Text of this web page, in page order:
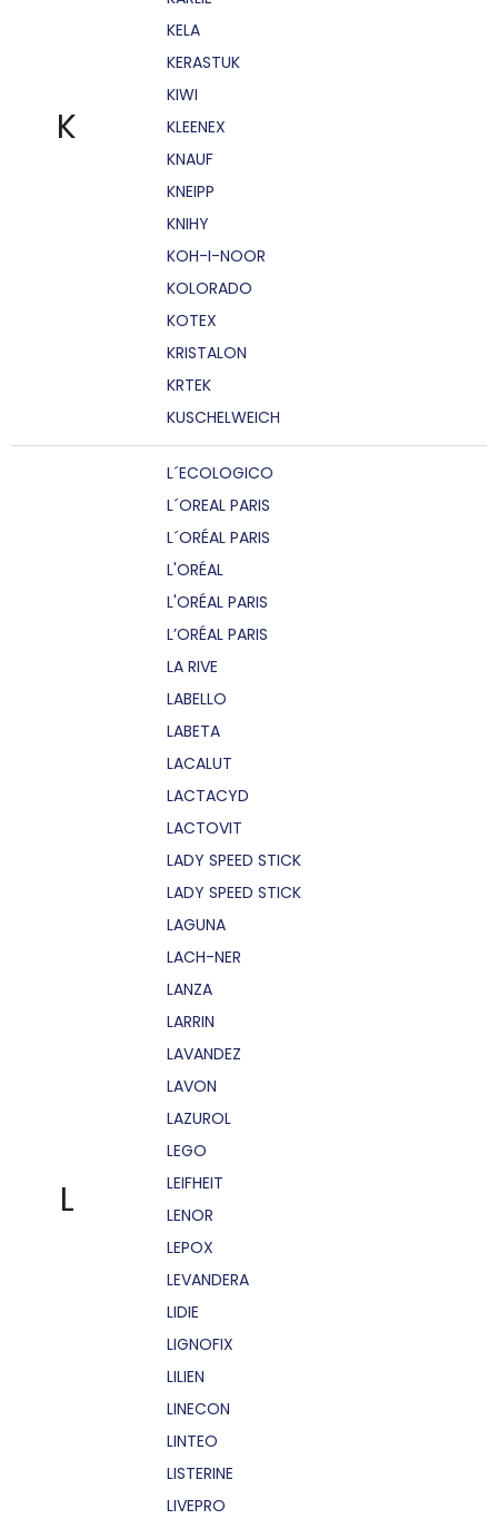
K
KELA
KERASTUK
KIWI
KLEENEX
KNAUF
KNEIPP
KNIHY
KOH-I-NOOR
KOLORADO
KOTEX
KRISTALON
KRTEK
KUSCHELWEICH
L
L´ECOLOGICO
L´OREAL PARIS
L´ORÉAL PARIS
L'ORÉAL
L'ORÉAL PARIS
L’ORÉAL PARIS
LA RIVE
LABELLO
LABETA
LACALUT
LACTACYD
LACTOVIT
LADY SPEED STICK
LADY SPEED STICK
LAGUNA
LACH-NER
LANZA
LARRIN
LAVANDEZ
LAVON
LAZUROL
LEGO
LEIFHEIT
LENOR
LEPOX
LEVANDERA
LIDIE
LIGNOFIX
LILIEN
LINECON
LINTEO
LISTERINE
LIVEPRO